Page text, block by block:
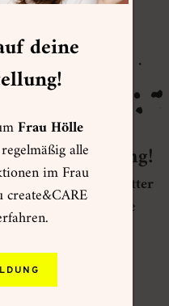
erste Bestellung!
VIP Club Newsletter
im Frau Hölle
und exklusive
deine
Frau Hölle
alle
im Frau